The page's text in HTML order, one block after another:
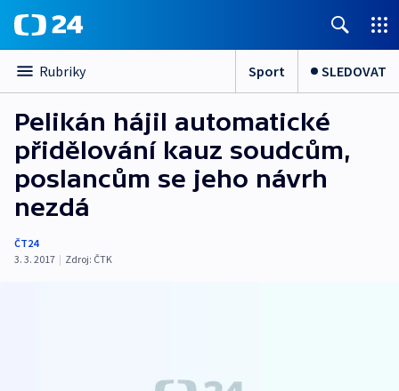
Rubriky Sport SLEDOVAT
Pelikán hájil automatické
přidělování kauz soudcům,
poslancům se jeho návrh
nezdá
ČT24
3. 3. 2017 | Zdroj: ČTK